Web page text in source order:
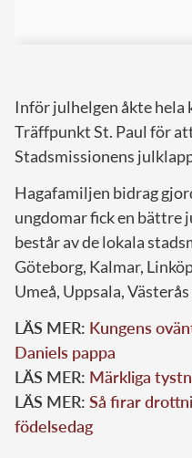
Inför julhelgen åkte
Träffpunkt St. Paul för
Stadsmissionens
Hagafamiljen bidrag
ungdomar fick en bättre
består av de lokala
Göteborg, Kalmar,
Umeå, Uppsala,
LÄS MER: Kungens
Daniels pappa
LÄS MER: Märkliga
LÄS MER: Så firar
födelsedag